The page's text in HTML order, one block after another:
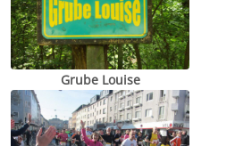
Grube Louise